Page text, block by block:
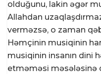
olduğunu, lakin əgər
Allahdan
verməzsə, o zaman
Həmçinin musiqinin
musiqinin insanın dini
etməməsi məsələsinə